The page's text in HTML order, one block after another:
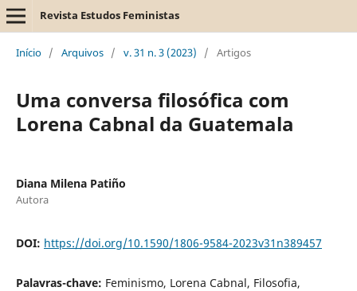
Revista Estudos Feministas
Início / Arquivos / v. 31 n. 3 (2023) / Artigos
Uma conversa filosófica com
Lorena Cabnal da Guatemala
Diana Milena Patiño
Autora
DOI: https://doi.org/10.1590/1806-9584-2023v31n389457
Palavras-chave: Feminismo, Lorena Cabnal, Filosofia,